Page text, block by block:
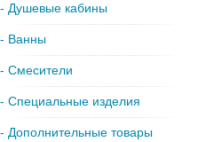
- Душевые кабины
- Ванны
- Смесители
- Специальные изделия
- Дополнительные товары